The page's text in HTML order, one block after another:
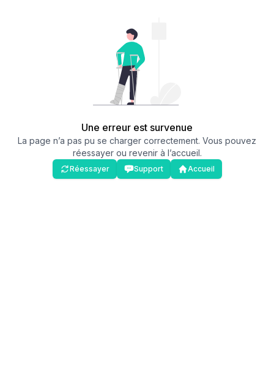
Une erreur est survenue
La page n’a pas pu se charger correctement. Vous pouvez
réessayer ou revenir à l’accueil.
Réessayer Support Accueil